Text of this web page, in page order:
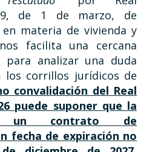
de 1 de marzo, de
materia de vivienda y
facilita una cercana
para analizar una duda
los corrillos jurídicos de
convalidación del Real
puede suponer que la
un contrato de
fecha de expiración no